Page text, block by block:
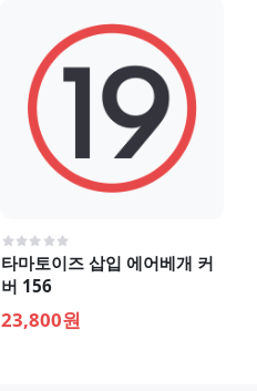
타마토이즈 삽입 에어베개 커
버 156
23,800원